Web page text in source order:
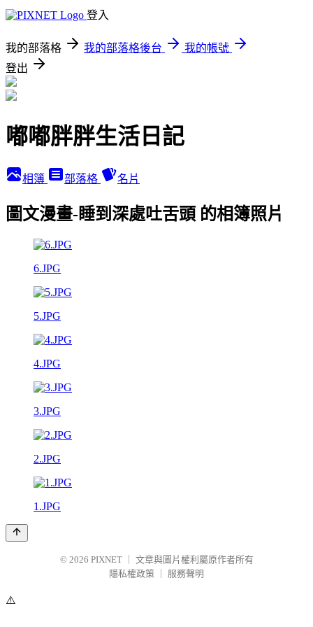
登入
我的部落格 我的部落格後台
我的帳號
登出
嘟嘟胖胖生活日記
相簿 部落格 名片
圖文漫畫-睡到深處吐舌頭 的相簿照片
6.JPG
5.JPG
4.JPG
3.JPG
2.JPG
1.JPG
© 2026 PIXNET
文章與圖片權利屬原作者所有
隱私權政策
服務聲明
⚠️